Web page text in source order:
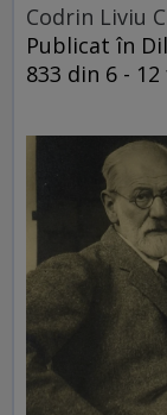
Codrin Liviu
Publicat în
833 din 6 -